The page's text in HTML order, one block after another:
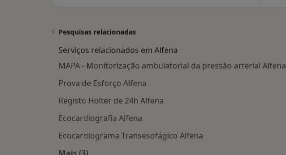
Pesquisas relacionadas
Serviços relacionados em Alfena
MAPA - Monitorização ambulatorial da pressão arterial Alfena
Prova de Esforço Alfena
Registo Holter de 24h Alfena
Ecocardiografia Alfena
Ecocardiograma Transesofágico Alfena